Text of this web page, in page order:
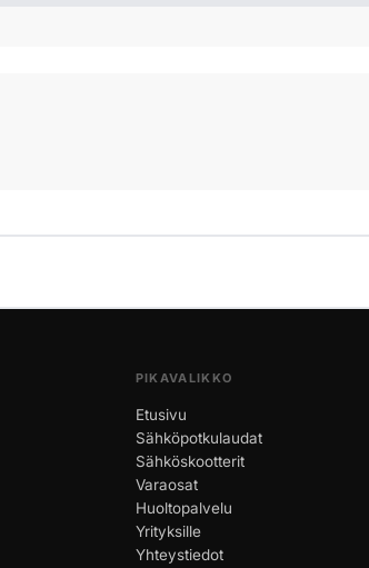
PIKAVALIKKO
Etusivu
Sähköpotkulaudat
Sähköskootterit
Varaosat
Huoltopalvelu
Yrityksille
Yhteystiedot